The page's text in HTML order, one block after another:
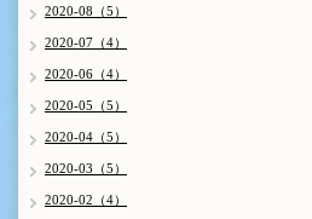
2020-08（5）
2020-07（4）
2020-06（4）
2020-05（5）
2020-04（5）
2020-03（5）
2020-02（4）